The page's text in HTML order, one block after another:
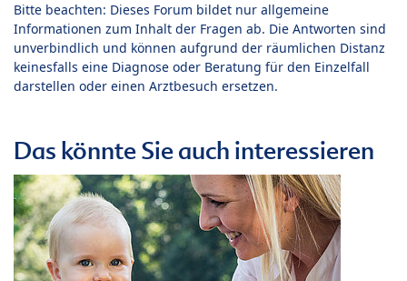
Bitte beachten: Dieses Forum bildet nur allgemeine
Informationen zum Inhalt der Fragen ab. Die Antworten sind
unverbindlich und können aufgrund der räumlichen Distanz
keinesfalls eine Diagnose oder Beratung für den Einzelfall
darstellen oder einen Arztbesuch ersetzen.
Das könnte Sie auch interessieren